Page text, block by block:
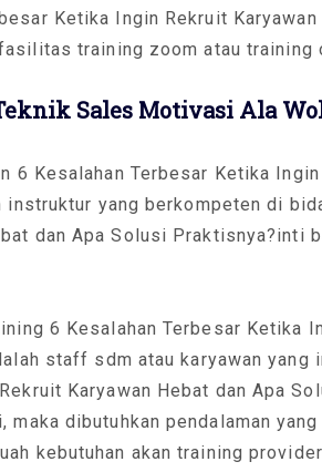
Ketika Ingin Rekruit
training zoom atau training
Sales Motivasi Ala
6 Kesalahan Terbesar Ketika
yang berkompeten di
dan Apa Solusi Praktisnya?inti
6 Kesalahan Terbesar Ketika
staff sdm atau karyawan yang
Karyawan Hebat dan Apa
maka dibutuhkan pendalaman
kebutuhan akan training